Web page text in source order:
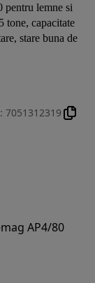
pentru lemne si
tone, capacitate
stare buna de
: 7051312319
AP4/80